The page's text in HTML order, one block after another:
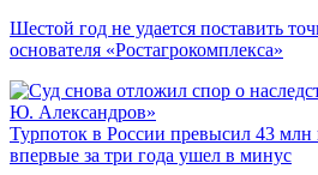
Шестой год не удается поставить
основателя «Ростагрокомплекса»
Турпоток в России превысил 43
впервые за три года ушел в минус